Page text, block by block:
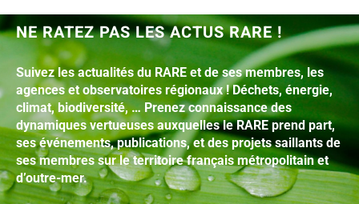
NE RATEZ PAS LES ACTUS RARE !
Suivez les actualités du RARE et de ses membres, les
agences et observatoires régionaux ! Déchets, énergie,
climat, biodiversité, … Prenez connaissance des
dynamiques vertueuses auxquelles le RARE prend part,
ses événements, publications, et des projets saillants de
ses membres sur le territoire français métropolitain et
d’outre-mer.